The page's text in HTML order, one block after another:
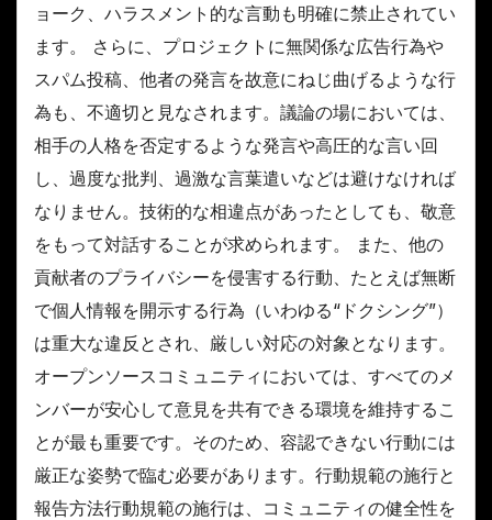
ョーク、ハラスメント的な言動も明確に禁止されてい
ます。 さらに、プロジェクトに無関係な広告行為や
スパム投稿、他者の発言を故意にねじ曲げるような行
為も、不適切と見なされます。議論の場においては、
相手の人格を否定するような発言や高圧的な言い回
し、過度な批判、過激な言葉遣いなどは避けなければ
なりません。技術的な相違点があったとしても、敬意
をもって対話することが求められます。 また、他の
貢献者のプライバシーを侵害する行動、たとえば無断
で個人情報を開示する行為（いわゆる“ドクシング”）
は重大な違反とされ、厳しい対応の対象となります。
オープンソースコミュニティにおいては、すべてのメ
ンバーが安心して意見を共有できる環境を維持するこ
とが最も重要です。そのため、容認できない行動には
厳正な姿勢で臨む必要があります。行動規範の施行と
報告方法行動規範の施行は、コミュニティの健全性を